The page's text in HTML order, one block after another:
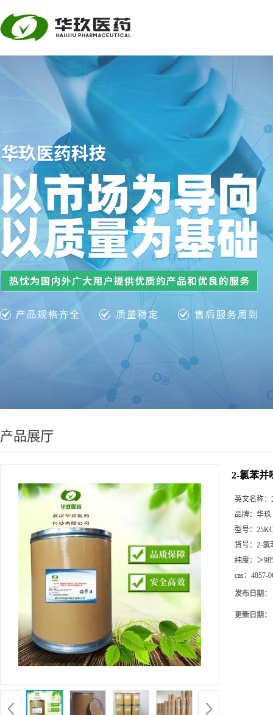
产品展厅
2-氯苯并
英文名称：
品牌： 华玖
型号：
货号： 2-氯
纯度： ＞
cas： 4857-
发布日期：
更新日期：